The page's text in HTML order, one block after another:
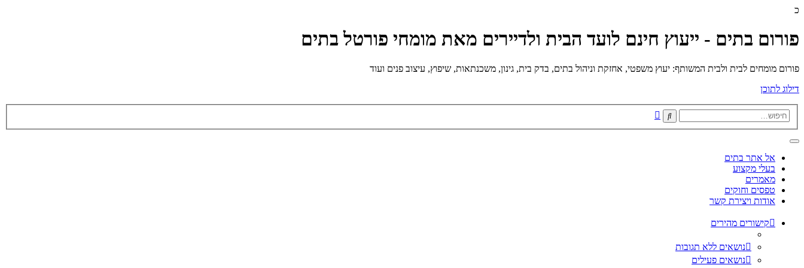
כ
פורום בתים - ייעוץ חינם לועד הבית ולדיירים מאת מומחי פורטל בתים
פורום מומחים לבית ולבית המשותף: יעוץ משפטי, אחזקת וניהול בתים, בדק בית, גינון, משכנתאות, שיפוץ, עיצוב פנים ועוד
דילוג לתוכן
חיפוש
אל אתר בתים
בעלי מקצוע
מאמרים
טפסים וחוקים
אודות ויצירת קשר
קישורים מהירים
נושאים ללא תגובות
נושאים פעילים